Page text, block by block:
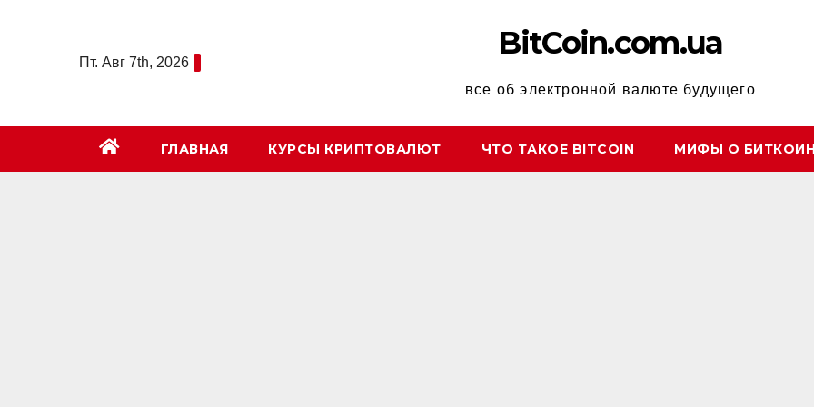
содержимомуПт. Авг 7th, 2026
BitCoin.com.ua
все об электронной валюте будущего
ГЛАВНАЯ КУРСЫ КРИПТОВАЛЮТ ЧТО ТАКОЕ BITCOIN МИФЫ О